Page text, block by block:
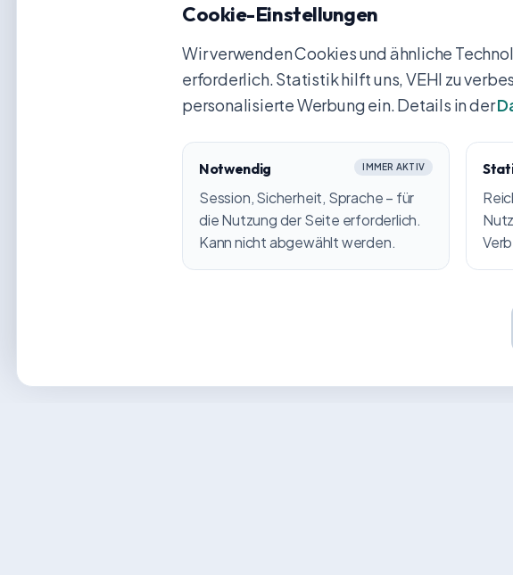
Cookie-Einstellungen
Wir verwenden Cookies und ähnliche
erforderlich. Statistik hilft uns, VEHI zu
personalisierte Werbung ein. Details in der
Notwendig IMMER AKTIV
Session, Sicherheit, Sprache – für
die Nutzung der Seite erforderlich.
Kann nicht abgewählt werden.